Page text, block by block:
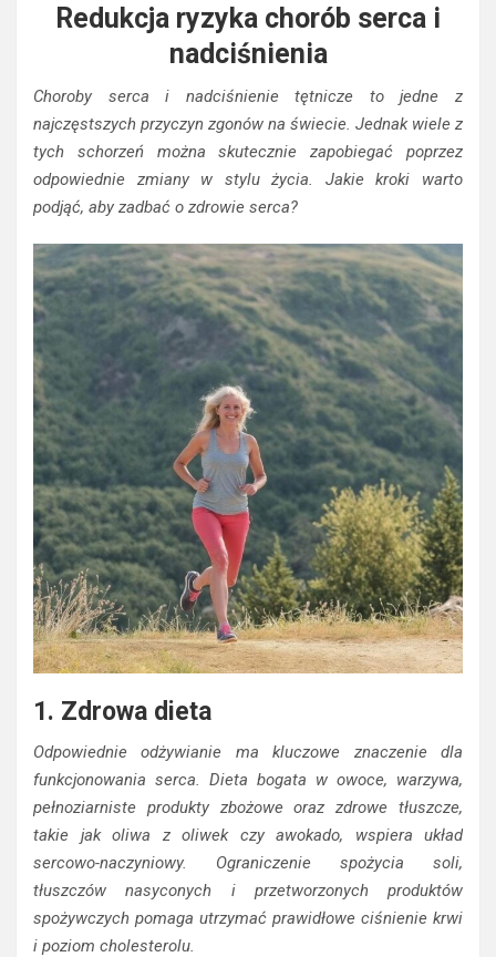
Redukcja ryzyka chorób serca i
nadciśnienia
Choroby serca i nadciśnienie tętnicze to jedne z
najczęstszych przyczyn zgonów na świecie. Jednak wiele z
tych schorzeń można skutecznie zapobiegać poprzez
odpowiednie zmiany w stylu życia. Jakie kroki warto
podjąć, aby zadbać o zdrowie serca?
1. Zdrowa dieta
Odpowiednie odżywianie ma kluczowe znaczenie dla
funkcjonowania serca. Dieta bogata w owoce, warzywa,
pełnoziarniste produkty zbożowe oraz zdrowe tłuszcze,
takie jak oliwa z oliwek czy awokado, wspiera układ
sercowo-naczyniowy. Ograniczenie spożycia soli,
tłuszczów nasyconych i przetworzonych produktów
spożywczych pomaga utrzymać prawidłowe ciśnienie krwi
i poziom cholesterolu.